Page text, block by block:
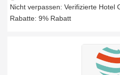
Nicht verpassen: Verifizierte Hotel
Rabatte: 9% Rabatt